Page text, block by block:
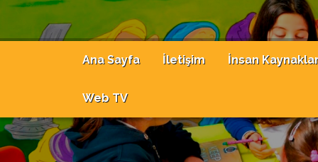
Ana Sayfa İletişim İnsan
Web TV